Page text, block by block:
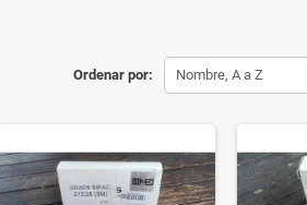
Ordenar por: Nombre, A a Z